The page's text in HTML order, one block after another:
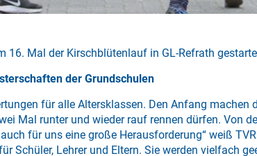
16. Mal der Kirschblütenlauf in GL-Refrath
der Grundschulen
für alle Altersklassen. Den Anfang
Mal runter und wieder rauf rennen dürfen. Von
für uns eine große Herausforderung“ weiß
Schüler, Lehrer und Eltern. Sie werden vielfach